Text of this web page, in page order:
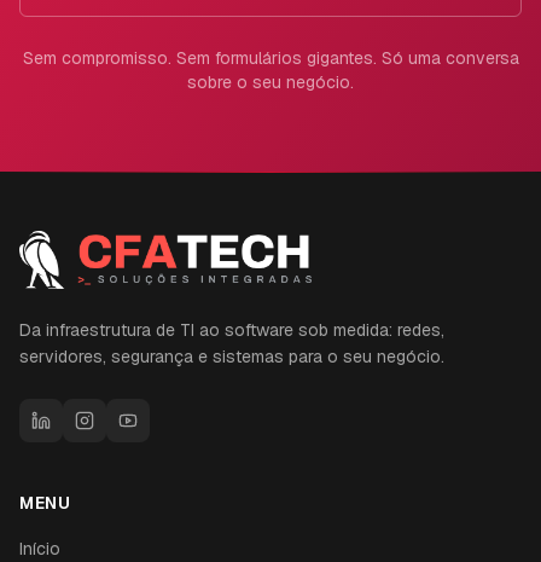
Sem compromisso. Sem formulários gigantes. Só uma conversa
sobre o seu negócio.
Da infraestrutura de TI ao software sob medida: redes,
servidores, segurança e sistemas para o seu negócio.
MENU
Início